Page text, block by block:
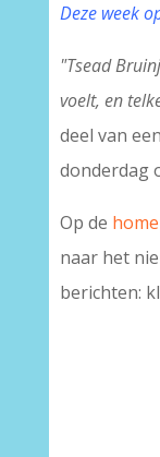
Deze week
"Tsead
voelt, en
deel van
donderdag
Op de
naar het
berichten: